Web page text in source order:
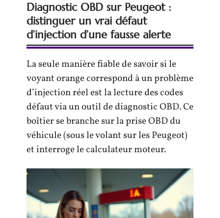
Diagnostic OBD sur Peugeot :
distinguer un vrai défaut
d’injection d’une fausse alerte
La seule manière fiable de savoir si le
voyant orange correspond à un problème
d’injection réel est la lecture des codes
défaut via un outil de diagnostic OBD. Ce
boîtier se branche sur la prise OBD du
véhicule (sous le volant sur les Peugeot)
et interroge le calculateur moteur.